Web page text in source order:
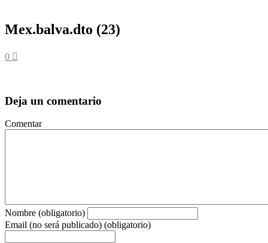
Mex.balva.dto (23)
0
Deja un comentario
Comentar
Nombre (obligatorio)
Email (no será publicado) (obligatorio)